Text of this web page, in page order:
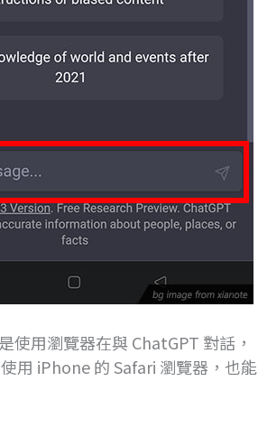
用瀏覽器在與 ChatGPT 對話，
用 iPhone 的 Safari 瀏覽器，也能